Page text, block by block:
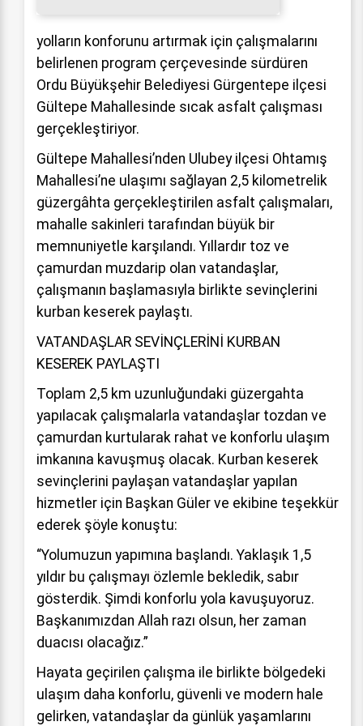
yolların konforunu artırmak için çalışmalarını
belirlenen program çerçevesinde sürdüren
Ordu Büyükşehir Belediyesi Gürgentepe ilçesi
Gültepe Mahallesinde sıcak asfalt çalışması
gerçekleştiriyor.
Gültepe Mahallesi’nden Ulubey ilçesi Ohtamış
Mahallesi’ne ulaşımı sağlayan 2,5 kilometrelik
güzergâhta gerçekleştirilen asfalt çalışmaları,
mahalle sakinleri tarafından büyük bir
memnuniyetle karşılandı. Yıllardır toz ve
çamurdan muzdarip olan vatandaşlar,
çalışmanın başlamasıyla birlikte sevinçlerini
kurban keserek paylaştı.
VATANDAŞLAR SEVİNÇLERİNİ KURBAN
KESEREK PAYLAŞTI
Toplam 2,5 km uzunluğundaki güzergahta
yapılacak çalışmalarla vatandaşlar tozdan ve
çamurdan kurtularak rahat ve konforlu ulaşım
imkanına kavuşmuş olacak. Kurban keserek
sevinçlerini paylaşan vatandaşlar yapılan
hizmetler için Başkan Güler ve ekibine teşekkür
ederek şöyle konuştu:
“Yolumuzun yapımına başlandı. Yaklaşık 1,5
yıldır bu çalışmayı özlemle bekledik, sabır
gösterdik. Şimdi konforlu yola kavuşuyoruz.
Başkanımızdan Allah razı olsun, her zaman
duacısı olacağız.”
Hayata geçirilen çalışma ile birlikte bölgedeki
ulaşım daha konforlu, güvenli ve modern hale
gelirken, vatandaşlar da günlük yaşamlarını